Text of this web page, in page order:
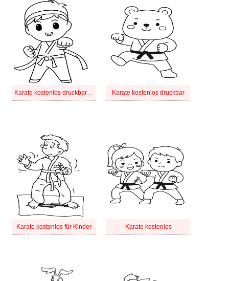
Karate kostenlos druckbar für Kinder Karate kostenlos druckbar
Karate kostenlos für Kinder Karate kostenlos